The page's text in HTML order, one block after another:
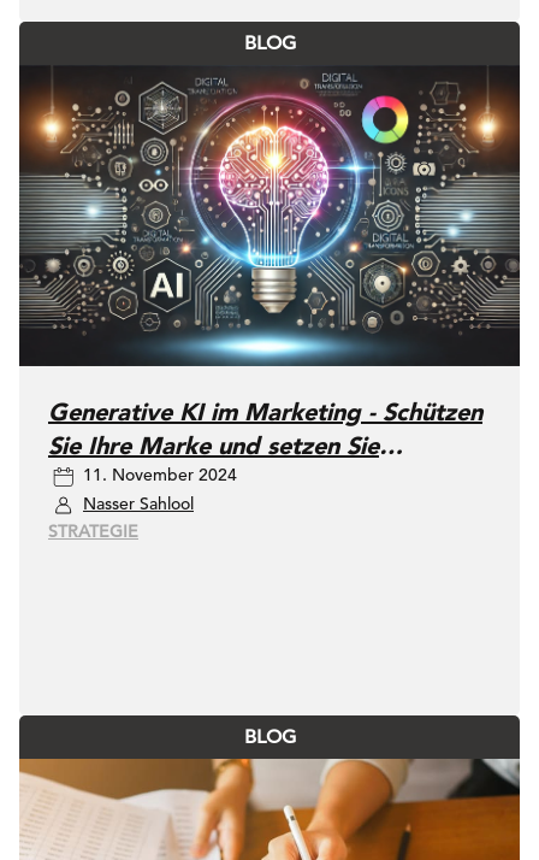
BLOG
Generative KI im Marketing - Schützen
Sie Ihre Marke und setzen Sie
gleichzeitig auf Innovation
11. November 2024
Nasser Sahlool
STRATEGIE
BLOG